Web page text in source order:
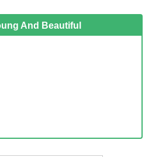
And Beautiful